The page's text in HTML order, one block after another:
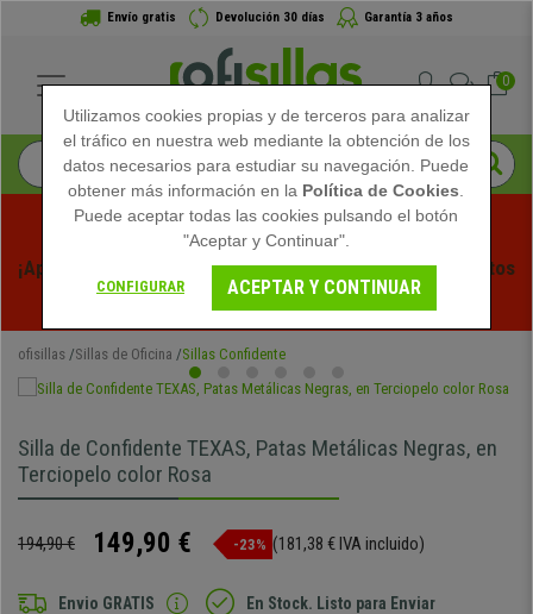
Envío gratis Devolución 30 días Garantía 3 años
0
¡Aprovecha las Rebajas de Verano en Ofisillas! Descuentos
Exclusivos por Tiempo Limitado - Ver Promo
ofisillas Sillas de Oficina Sillas Confidente
Silla de Confidente TEXAS, Patas Metálicas Negras, en
Terciopelo color Rosa
194,90 € 149,90 € -23% (181,38 € IVA incluido)
Envio GRATIS En Stock. Listo para Enviar
Utilizamos cookies propias y de terceros para analizar
el tráfico en nuestra web mediante la obtención de los
datos necesarios para estudiar su navegación. Puede
obtener más información en la Política de Cookies
Puede aceptar todas las cookies pulsando el botón
"Aceptar y Continuar".
CONFIGURAR ACEPTAR Y CONTINUAR